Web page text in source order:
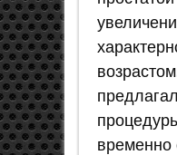
временно